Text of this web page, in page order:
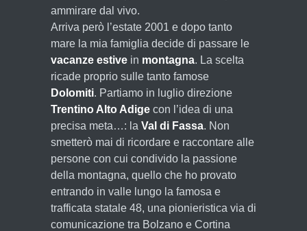
ammirare dal vivo.
Arriva però l’estate 2001 e dopo tanto
mare la mia famiglia decide di passare le
vacanze estive in montagna. La scelta
ricade proprio sulle tanto famose
Dolomiti. Partiamo in luglio direzione
Trentino Alto Adige con l’idea di una
precisa meta…: la Val di Fassa. Non
smetterò mai di ricordare e raccontare alle
persone con cui condivido la passione
della montagna, quello che ho provato
entrando in valle lungo la famosa e
trafficata statale 48, una pionieristica via di
comunicazione tra Bolzano e Cortina